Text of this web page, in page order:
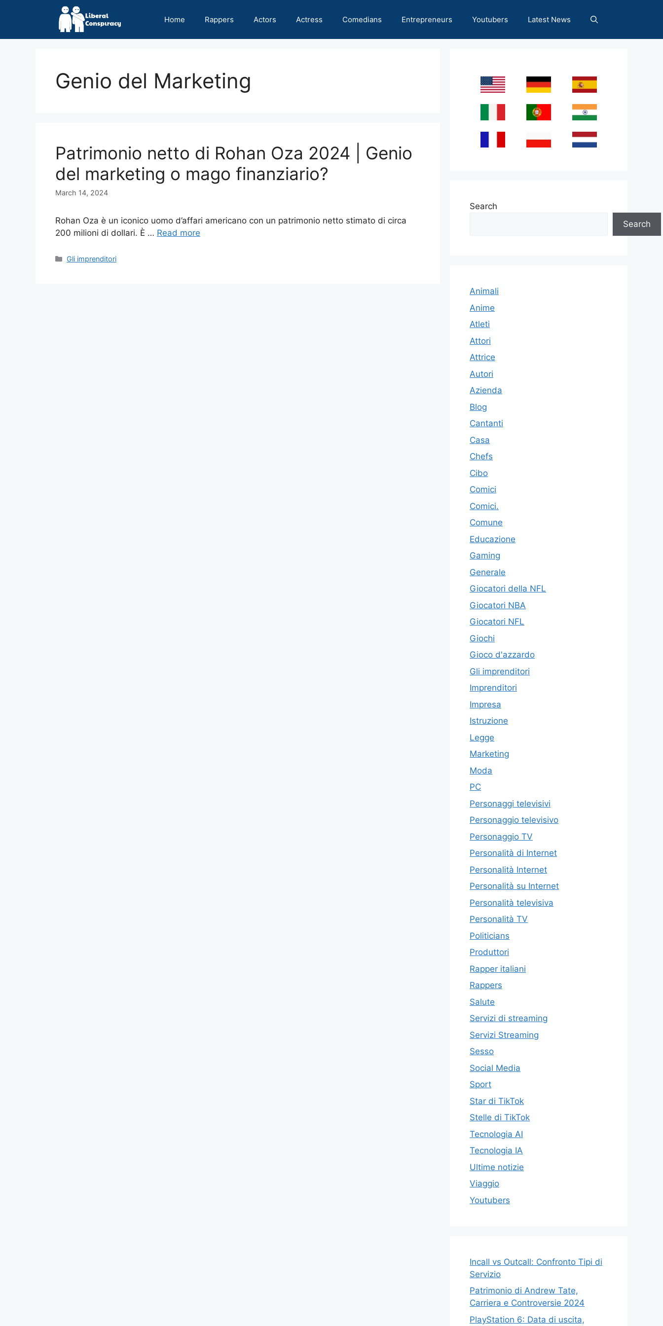
Home Rappers Actors Actress Comedians Entrepreneurs Youtubers Latest News
Genio del Marketing
Patrimonio netto di Rohan Oza 2024 | Genio
del marketing o mago finanziario?
March 14, 2024
Rohan Oza è un iconico uomo d’affari americano con un patrimonio netto stimato di circa
200 milioni di dollari. È … Read more
Categories
Gli imprenditori
Search
Search
Animali
Anime
Atleti
Attori
Attrice
Autori
Azienda
Blog
Cantanti
Casa
Chefs
Cibo
Comici
Comici.
Comune
Educazione
Gaming
Generale
Giocatori della NFL
Giocatori NBA
Giocatori NFL
Giochi
Gioco d'azzardo
Gli imprenditori
Imprenditori
Impresa
Istruzione
Legge
Marketing
Moda
PC
Personaggi televisivi
Personaggio televisivo
Personaggio TV
Personalità di Internet
Personalità Internet
Personalità su Internet
Personalità televisiva
Personalità TV
Politicians
Produttori
Rapper italiani
Rappers
Salute
Servizi di streaming
Servizi Streaming
Sesso
Social Media
Sport
Star di TikTok
Stelle di TikTok
Tecnologia AI
Tecnologia IA
Ultime notizie
Viaggio
Youtubers
Incall vs Outcall: Confronto Tipi di
Servizio
Patrimonio di Andrew Tate,
Carriera e Controversie 2024
PlayStation 6: Data di uscita,